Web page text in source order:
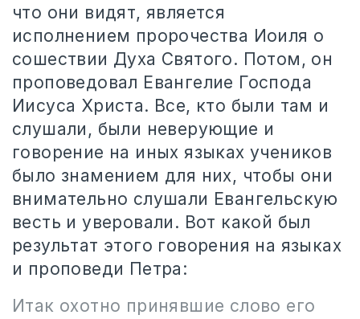
что они видят, является
исполнением пророчества Иоиля о
сошествии Духа Святого. Потом, он
проповедовал Евангелие Господа
Иисуса Христа. Все, кто были там и
слушали, были неверующие и
говорение на иных языках учеников
было знамением для них, чтобы они
внимательно слушали Евангельскую
весть и уверовали. Вот какой был
результат этого говорения на языках
и проповеди Петра:
Итак охотно принявшие слово его